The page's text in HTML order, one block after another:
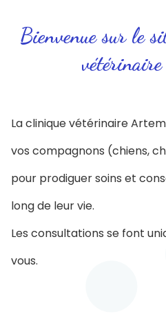
Bienvenue sur le
La clinique vétérinaire
vos compagnons (chiens,
pour prodiguer soins et
long de leur vie.
Les consultations se font
vous.